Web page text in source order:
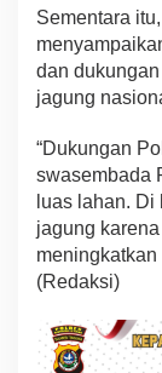
Sementara
dan
jagung
“Dukungan
swasembada
luas lahan.
jagung
meningkatkan
(Redaksi)